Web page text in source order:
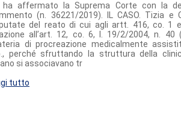
ha affermato la Suprema Corte con la
(n. 36221/2019). IL CASO. Tizia e
del reato di cui agli artt. 416, co. 1
all’art. 12, co. 6, l. 19/2/2004, n. 40
di procreazione medicalmente
perché sfruttando la struttura della
si associavano tr
tutto